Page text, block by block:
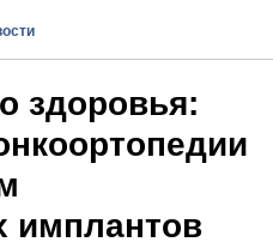
здоровья:
имплантов